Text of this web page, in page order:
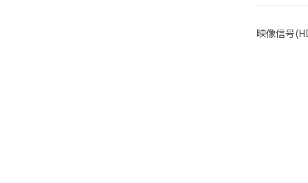
映像信号